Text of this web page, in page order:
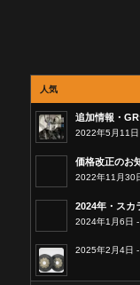
人気
追加情報・
2022年5月11
価格改正のお
2022年11月30
2024年・スカ
2024年1月6日
2025年2月4日